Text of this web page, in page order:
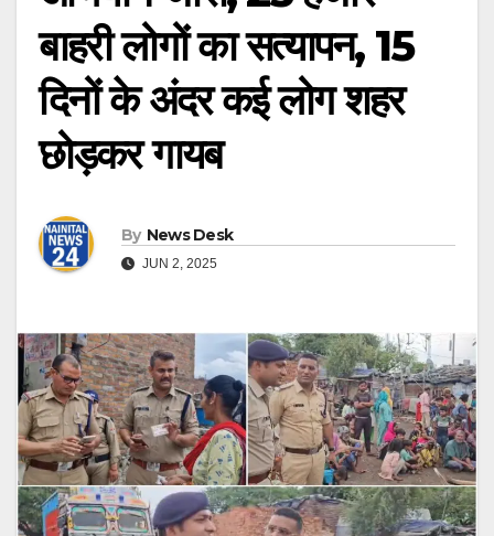
बाहरी लोगों का सत्यापन, 15
दिनों के अंदर कई लोग शहर
छोड़कर गायब
By News Desk
JUN 2, 2025